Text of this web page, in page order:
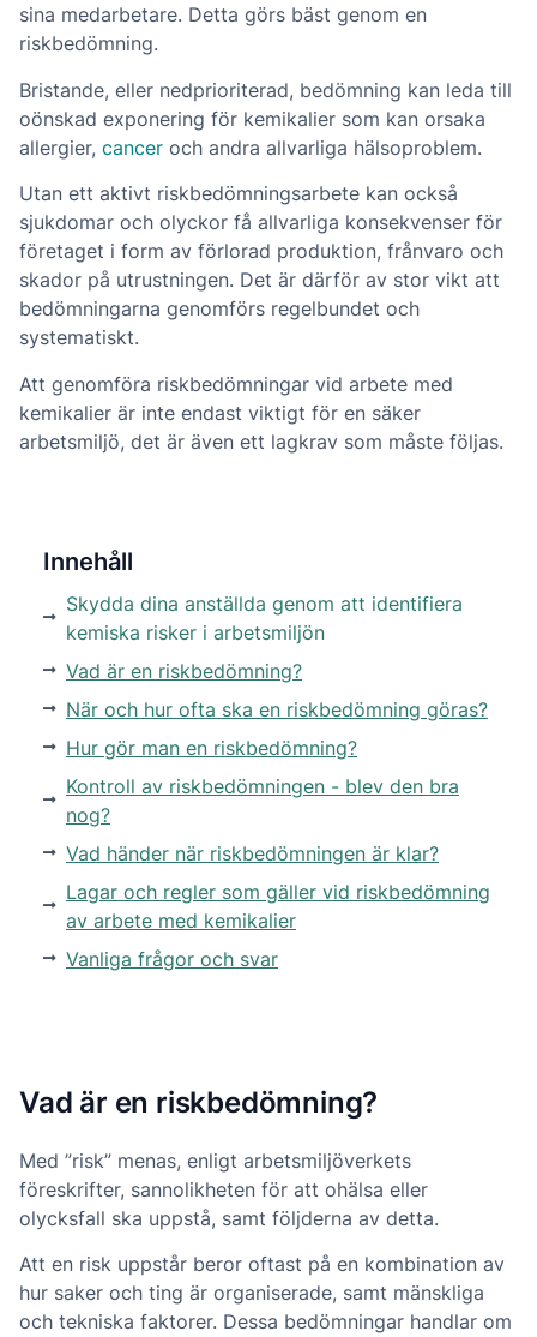
sina medarbetare. Detta görs bäst genom en
riskbedömning.
Bristande, eller nedprioriterad, bedömning kan leda till
oönskad exponering för kemikalier som kan orsaka
allergier, cancer och andra allvarliga hälsoproblem.
Utan ett aktivt riskbedömningsarbete kan också
sjukdomar och olyckor få allvarliga konsekvenser för
företaget i form av förlorad produktion, frånvaro och
skador på utrustningen. Det är därför av stor vikt att
bedömningarna genomförs regelbundet och
systematiskt.
Att genomföra riskbedömningar vid arbete med
kemikalier är inte endast viktigt för en säker
arbetsmiljö, det är även ett lagkrav som måste följas.
Innehåll
Skydda dina anställda genom att identifiera
kemiska risker i arbetsmiljön
Vad är en riskbedömning?
När och hur ofta ska en riskbedömning göras?
Hur gör man en riskbedömning?
Kontroll av riskbedömningen - blev den bra
nog?
Vad händer när riskbedömningen är klar?
Lagar och regler som gäller vid riskbedömning
av arbete med kemikalier
Vanliga frågor och svar
Vad är en riskbedömning?
Med ”risk” menas, enligt arbetsmiljöverkets
föreskrifter, sannolikheten för att ohälsa eller
olycksfall ska uppstå, samt följderna av detta.
Att en risk uppstår beror oftast på en kombination av
hur saker och ting är organiserade, samt mänskliga
och tekniska faktorer. Dessa bedömningar handlar om